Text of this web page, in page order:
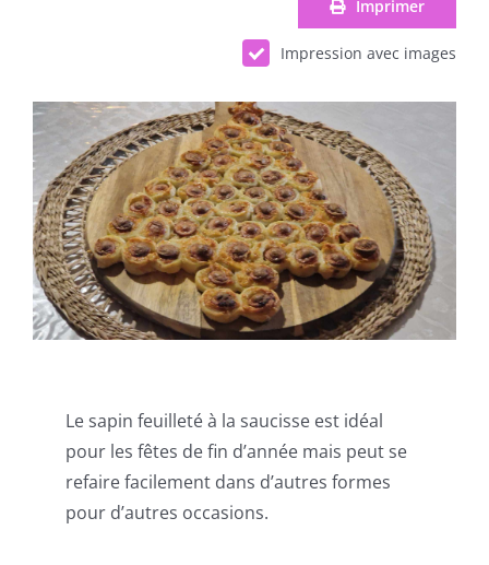
Imprimer
Impression avec images
Le sapin feuilleté à la saucisse est idéal
pour les fêtes de fin d’année mais peut se
refaire facilement dans d’autres formes
pour d’autres occasions.